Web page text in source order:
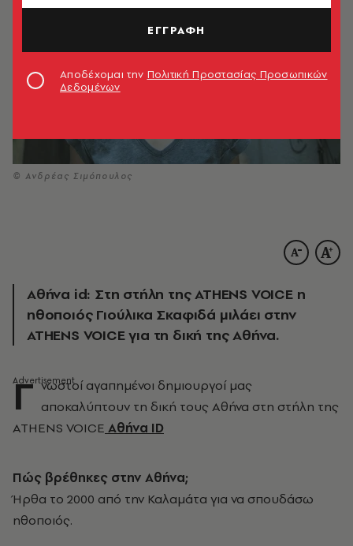
© Ανδρέας Σιμόπουλος
Αθήνα id: Στη στήλη της ATHENS VOICE η
ηθοποιός Γιούλικα Σκαφιδά μιλάει στην
ATHENS VOICE για τη δική της Αθήνα.
Γ νωστοί αγαπημένοι δημιουργοί μας
αποκαλύπτουν τη δική τους Αθήνα στη στήλη της
ATHENS VOICE Αθήνα ID
Πώς βρέθηκες στην Αθήνα;
Ήρθα το 2000 από την Καλαμάτα για να σπουδάσω
ηθοποιός.
ΕΓΓΡΑΦΗ
Αποδέχομαι την Πολιτική Προστασίας Προσωπικών
Δεδομένων